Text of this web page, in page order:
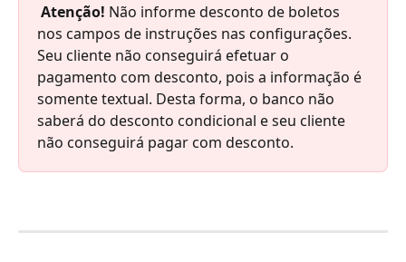
Atenção! Não informe desconto de boletos
nos campos de instruções nas configurações.
Seu cliente não conseguirá efetuar o
pagamento com desconto, pois a informação é
somente textual. Desta forma, o banco não
saberá do desconto condicional e seu cliente
não conseguirá pagar com desconto.